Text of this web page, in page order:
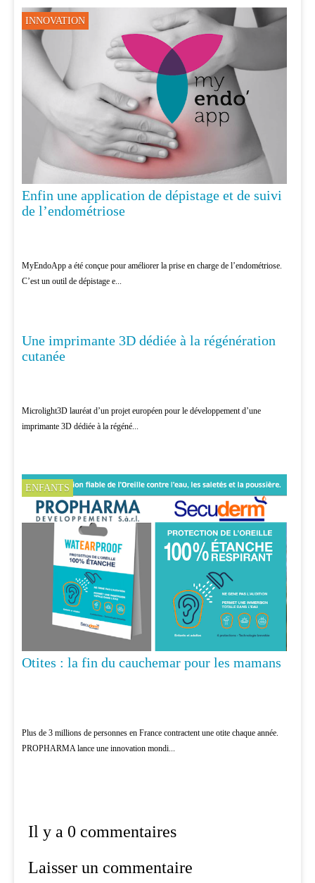
INNOVATION
Enfin une application de dépistage et de suivi
de l’endométriose
MyEndoApp a été conçue pour améliorer la prise en charge de l’endométriose.
C’est un outil de dépistage e...
RECHERCHE
Une imprimante 3D dédiée à la régénération
cutanée
Microlight3D lauréat d’un projet européen pour le développement d’une
imprimante 3D dédiée à la régéné...
ENFANTS
Otites : la fin du cauchemar pour les mamans
Plus de 3 millions de personnes en France contractent une otite chaque année.
PROPHARMA lance une innovation mondi...
Il y a 0 commentaires
Laisser un commentaire